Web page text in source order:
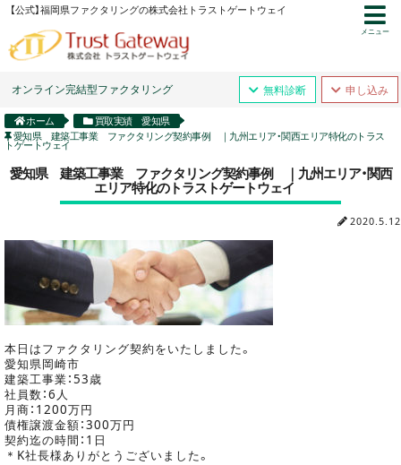
【公式】福岡県ファクタリングの株式会社トラストゲートウェイ
オンライン完結型ファクタリング 無料診断 申し込み
メニュー
ホーム
買取実績 愛知県
愛知県 建築工事業 ファクタリング契約事例 ｜九州エリア・関西エリア特化のトラス
トゲートウェイ
愛知県 建築工事業 ファクタリング契約事例 ｜九州エリア・関西
エリア特化のトラストゲートウェイ
2020.5.12
本日はファクタリング契約をいたしました。
愛知県岡崎市
建築工事業：53歳
社員数：6人
月商：1200万円
債権譲渡金額：300万円
契約迄の時間：1日
＊K社長様ありがとうございました。